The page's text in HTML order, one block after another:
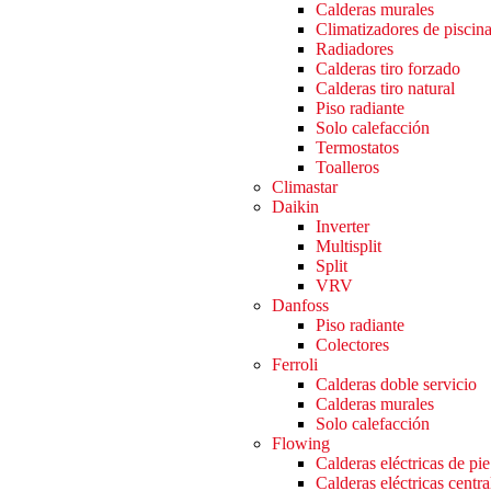
Calderas murales
Climatizadores de piscina
Radiadores
Calderas tiro forzado
Calderas tiro natural
Piso radiante
Solo calefacción
Termostatos
Toalleros
Climastar
Daikin
Inverter
Multisplit
Split
VRV
Danfoss
Piso radiante
Colectores
Ferroli
Calderas doble servicio
Calderas murales
Solo calefacción
Flowing
Calderas eléctricas de pie
Calderas eléctricas